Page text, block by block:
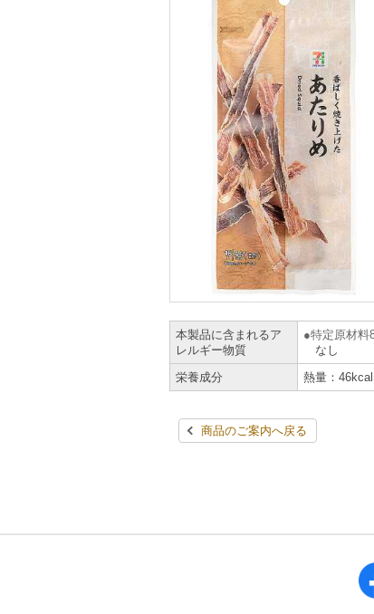
本製品に含まれるア
レルギー物質
特定原材料
なし
栄養成分
熱量：
商品のご案内へ戻る